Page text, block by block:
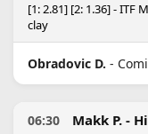
[1: 2.81] [2: 1.36] - ITF
clay
Obradovic D. -
06:30 Makk P. -